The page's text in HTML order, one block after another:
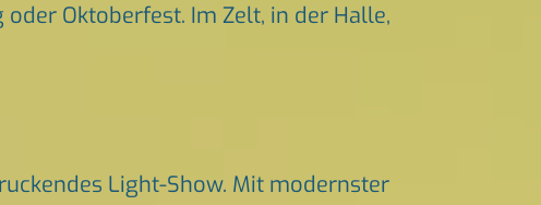
Oktoberfest. Im Zelt, in der Halle,
Light-Show. Mit modernster